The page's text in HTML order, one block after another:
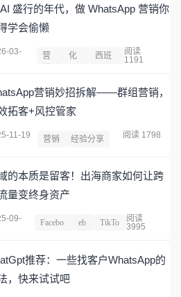
盛行的年代，做 WhatsApp 营销你
学会偷懒
03-
营
化
西班
阅读
1191
营销妙招拆解——群组营销，
拓客+风控管家
11-19 营销 经验分享 阅读 1798
的本质是留客！出海商家如何让跨
量变终身资产
09-
Facebo
eb
TikTo
阅读
3995
推荐：一些找客户WhatsApp的
，快来试试吧